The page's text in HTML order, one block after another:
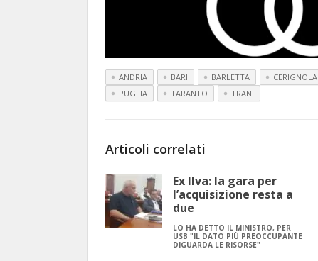
ANDRIA BARI BARLETTA CERIGNOLA
PUGLIA
TARANTO TRANI
Articoli correlati
Ex Ilva: la gara per
l’acquisizione resta a
due
LO HA DETTO IL MINISTRO, PER
USB "IL DATO PIÙ PREOCCUPANTE
DIGUARDA LE RISORSE"